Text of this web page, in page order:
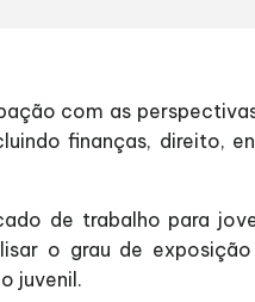
com as
finanças, direito,
de trabalho para
o grau de
juvenil.